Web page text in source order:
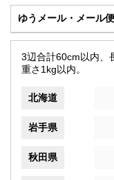
ゆうメール・メール便
3辺合計60cm以内、
重さ1kg以内。
北海道
岩手県
秋田県